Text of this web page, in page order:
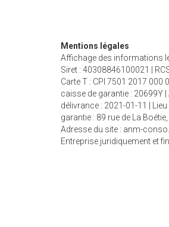
Mentions légales
Affichage des informations
Siret : 40308846100021 |
Carte T : CPI 7501 2017 000
caisse de garantie : 20699Y |
délivrance : 2021-01-11 |
garantie : 89 rue de La
Adresse du site : anm-
Entreprise juridiquement et